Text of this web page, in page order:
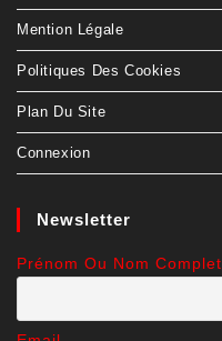
Mention Légale
Politiques Des Cookies
Plan Du Site
Connexion
Newsletter
Prénom Ou Nom Complet